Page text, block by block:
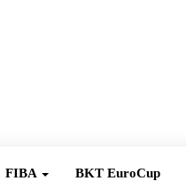
FIBA BKT EuroCup